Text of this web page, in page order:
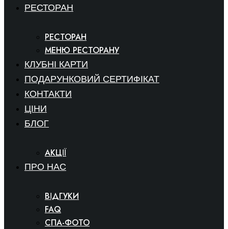
РЕСТОРАН
РЕСТОРАН
МЕНЮ РЕСТОРАНУ
КЛУБНІ КАРТИ
ПОДАРУНКОВИЙ СЕРТИФІКАТ
КОНТАКТИ
ЦІНИ
БЛОГ
АКЦІЇ
ПРО НАС
ВІДГУКИ
FAQ
СПА-ФОТО